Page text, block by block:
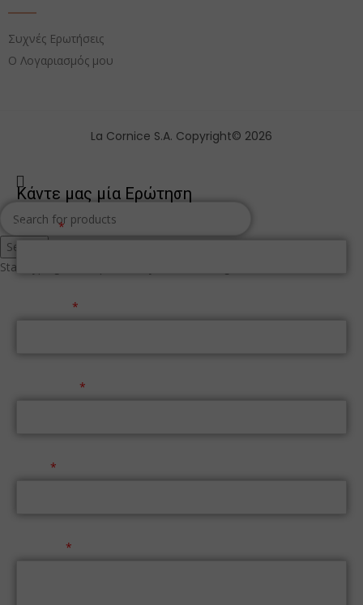
Συχνές Ερωτήσεις
Ο Λογαριασμός μου
La Cornice S.A. Copyright© 2026
Search
Start typing to see products you are looking for.
Κάντε μας μία Ερώτηση
Όνομα